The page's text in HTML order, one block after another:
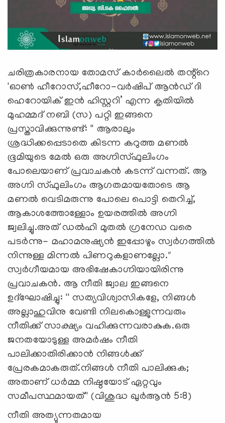
ചരിത്രകാരനായ തോമസ് കാർലൈൽ തന്റ്റെ
'ഓൺ ഹീറോസ്,ഹീറോ-വർഷിപ് ആൻഡ് ദി
ഹെറോയിക് ഇൻ ഹിസ്റ്ററി’ എന്ന കൃതിയിൽ
മുഹമ്മദ് നബി (സ) പറ്റി ഇങ്ങനെ
പ്രസ്താവിക്കുന്നുണ്ട്: '' ആരാലും
ശ്രദ്ധിക്കപ്പെടാതെ കിടന്ന കറുത്ത മണൽ
ഭൂമിയുടെ മേൽ ഒരു അഗ്നിസ്ഫുലിംഗം
പോലെയാണ് പ്രവാചകൻ കടന്ന് വന്നത്. ആ
അഗ്നി സ്ഫുലിംഗം ആഗതമായതോടെ ആ
മണൽ വെടിമരുന്നു പോലെ പൊട്ടി തെറിച്ച്,
ആകാശത്തോള്ളോം ഉയരത്തിൽ അഗ്നി
ജ്വലിച്ചു.അത് ഡൽഹി മുതൽ ഗ്രനേഡ വരെ
പടർന്നു- മഹാമനുഷ്യൻ ഇപ്പോഴും സ്വർഗത്തിൽ
നിന്നുള്ള മിന്നൽ പിണറുകളാണല്ലോ."
സ്വർഗീയമായ അഭിഷേകാഗ്നിയായിരിന്നു
പ്രവാചകൻ. ആ നീതി ജ്വാല ഇങ്ങനെ
ഉദ്ഘോഷിച്ചു: '' സത്യവിശ്വാസികളേ, നിങ്ങൾ
അല്ലാഹുവിനു വേണ്ടി നിലകൊള്ളുന്നവരും
നീതിക്ക് സാക്ഷ്യം വഹിക്കുന്നവരാകുക.ഒരു
ജനതയോടുള്ള അമർഷം നീതി
പാലിക്കാതിരിക്കാൻ നിങ്ങൾക്ക്
പ്രേരകമാകരുത്.നിങ്ങൾ നീതി പാലിക്കുക;
അതാണ് ധർമ്മ നിഷ്ഠയോട് ഏറ്റവും
സമീപസ്ഥമായത്'' (വിശുദ്ധ ഖുർആൻ 5:8)
നീതി അത്യുന്നതമായ